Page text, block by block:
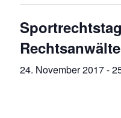
24. November 2017-